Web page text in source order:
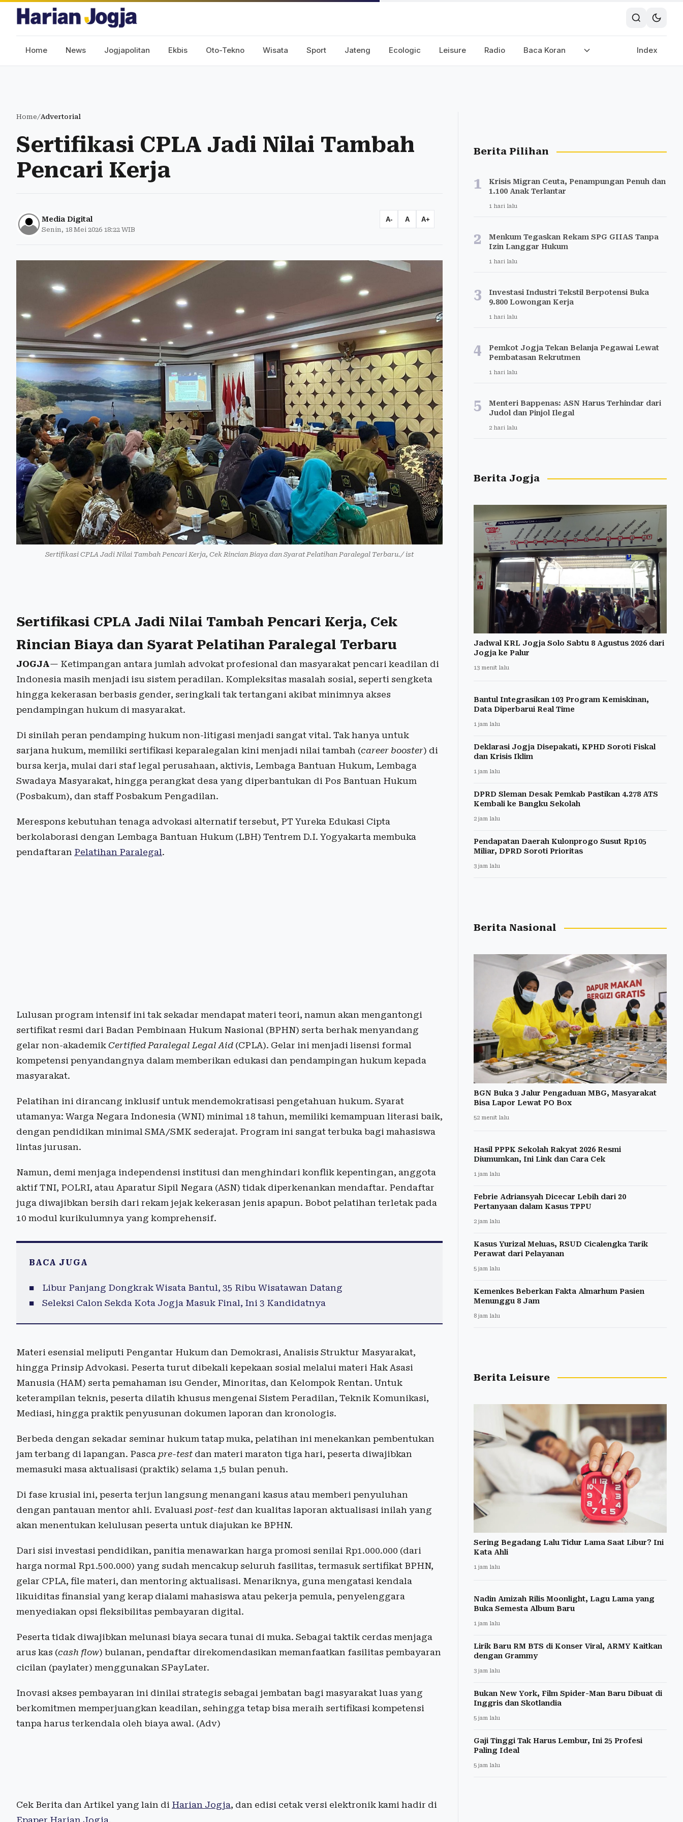
Home News Jogjapolitan Ekbis Oto-Tekno Wisata Sport Jateng Ecologic Leisure Radio Baca Koran Index
Home/Advertorial
Sertifikasi CPLA Jadi Nilai Tambah
Pencari Kerja
Media Digital
Senin, 18 Mei 2026 18:22 WIB
A- A A+
Sertifikasi CPLA Jadi Nilai Tambah Pencari Kerja, Cek Rincian Biaya dan Syarat Pelatihan Paralegal Terbaru./ ist
Sertifikasi CPLA Jadi Nilai Tambah Pencari Kerja, Cek
Rincian Biaya dan Syarat Pelatihan Paralegal Terbaru
JOGJA— Ketimpangan antara jumlah advokat profesional dan masyarakat pencari keadilan di
Indonesia masih menjadi isu sistem peradilan. Kompleksitas masalah sosial, seperti sengketa
hingga kekerasan berbasis gender, seringkali tak tertangani akibat minimnya akses
pendampingan hukum di masyarakat.
Di sinilah peran pendamping hukum non-litigasi menjadi sangat vital. Tak hanya untuk
sarjana hukum, memiliki sertifikasi keparalegalan kini menjadi nilai tambah (career booster) di
bursa kerja, mulai dari staf legal perusahaan, aktivis, Lembaga Bantuan Hukum, Lembaga
Swadaya Masyarakat, hingga perangkat desa yang diperbantukan di Pos Bantuan Hukum
(Posbakum), dan staff Posbakum Pengadilan.
Merespons kebutuhan tenaga advokasi alternatif tersebut, PT Yureka Edukasi Cipta
berkolaborasi dengan Lembaga Bantuan Hukum (LBH) Tentrem D.I. Yogyakarta membuka
pendaftaran Pelatihan Paralegal.
Lulusan program intensif ini tak sekadar mendapat materi teori, namun akan mengantongi
sertifikat resmi dari Badan Pembinaan Hukum Nasional (BPHN) serta berhak menyandang
gelar non-akademik Certified Paralegal Legal Aid (CPLA). Gelar ini menjadi lisensi formal
kompetensi penyandangnya dalam memberikan edukasi dan pendampingan hukum kepada
masyarakat.
Pelatihan ini dirancang inklusif untuk mendemokratisasi pengetahuan hukum. Syarat
utamanya: Warga Negara Indonesia (WNI) minimal 18 tahun, memiliki kemampuan literasi baik,
dengan pendidikan minimal SMA/SMK sederajat. Program ini sangat terbuka bagi mahasiswa
lintas jurusan.
Namun, demi menjaga independensi institusi dan menghindari konflik kepentingan, anggota
aktif TNI, POLRI, atau Aparatur Sipil Negara (ASN) tidak diperkenankan mendaftar. Pendaftar
juga diwajibkan bersih dari rekam jejak kekerasan jenis apapun. Bobot pelatihan terletak pada
10 modul kurikulumnya yang komprehensif.
BACA JUGA
Libur Panjang Dongkrak Wisata Bantul, 35 Ribu Wisatawan Datang
Seleksi Calon Sekda Kota Jogja Masuk Final, Ini 3 Kandidatnya
Materi esensial meliputi Pengantar Hukum dan Demokrasi, Analisis Struktur Masyarakat,
hingga Prinsip Advokasi. Peserta turut dibekali kepekaan sosial melalui materi Hak Asasi
Manusia (HAM) serta pemahaman isu Gender, Minoritas, dan Kelompok Rentan. Untuk
keterampilan teknis, peserta dilatih khusus mengenai Sistem Peradilan, Teknik Komunikasi,
Mediasi, hingga praktik penyusunan dokumen laporan dan kronologis.
Berbeda dengan sekadar seminar hukum tatap muka, pelatihan ini menekankan pembentukan
jam terbang di lapangan. Pasca pre-test dan materi maraton tiga hari, peserta diwajibkan
memasuki masa aktualisasi (praktik) selama 1,5 bulan penuh.
Di fase krusial ini, peserta terjun langsung menangani kasus atau memberi penyuluhan
dengan pantauan mentor ahli. Evaluasi post-test dan kualitas laporan aktualisasi inilah yang
akan menentukan kelulusan peserta untuk diajukan ke BPHN.
Dari sisi investasi pendidikan, panitia menawarkan harga promosi senilai Rp1.000.000 (dari
harga normal Rp1.500.000) yang sudah mencakup seluruh fasilitas, termasuk sertifikat BPHN,
gelar CPLA, file materi, dan mentoring aktualisasi. Menariknya, guna mengatasi kendala
likuiditas finansial yang kerap dialami mahasiswa atau pekerja pemula, penyelenggara
menyediakan opsi fleksibilitas pembayaran digital.
Peserta tidak diwajibkan melunasi biaya secara tunai di muka. Sebagai taktik cerdas menjaga
arus kas (cash flow) bulanan, pendaftar direkomendasikan memanfaatkan fasilitas pembayaran
cicilan (paylater) menggunakan SPayLater.
Inovasi akses pembayaran ini dinilai strategis sebagai jembatan bagi masyarakat luas yang
berkomitmen memperjuangkan keadilan, sehingga tetap bisa meraih sertifikasi kompetensi
tanpa harus terkendala oleh biaya awal. (Adv)
Cek Berita dan Artikel yang lain di Harian Jogja, dan edisi cetak versi elektronik kami hadir di
Berita Pilihan
1
Krisis Migran Ceuta, Penampungan Penuh dan
1.100 Anak Terlantar
1 hari lalu
2
Menkum Tegaskan Rekam SPG GIIAS Tanpa
Izin Langgar Hukum
1 hari lalu
3
Investasi Industri Tekstil Berpotensi Buka
9.800 Lowongan Kerja
1 hari lalu
4
Pemkot Jogja Tekan Belanja Pegawai Lewat
Pembatasan Rekrutmen
1 hari lalu
5
Menteri Bappenas: ASN Harus Terhindar dari
Judol dan Pinjol Ilegal
2 hari lalu
Berita Jogja
Jadwal KRL Jogja Solo Sabtu 8 Agustus 2026 dari
Jogja ke Palur
13 menit lalu
Bantul Integrasikan 103 Program Kemiskinan,
Data Diperbarui Real Time
1 jam lalu
Deklarasi Jogja Disepakati, KPHD Soroti Fiskal
dan Krisis Iklim
1 jam lalu
DPRD Sleman Desak Pemkab Pastikan 4.278 ATS
Kembali ke Bangku Sekolah
2 jam lalu
Pendapatan Daerah Kulonprogo Susut Rp105
Miliar, DPRD Soroti Prioritas
3 jam lalu
Berita Nasional
BGN Buka 3 Jalur Pengaduan MBG, Masyarakat
Bisa Lapor Lewat PO Box
52 menit lalu
Hasil PPPK Sekolah Rakyat 2026 Resmi
Diumumkan, Ini Link dan Cara Cek
1 jam lalu
Febrie Adriansyah Dicecar Lebih dari 20
Pertanyaan dalam Kasus TPPU
2 jam lalu
Kasus Yurizal Meluas, RSUD Cicalengka Tarik
Perawat dari Pelayanan
5 jam lalu
Kemenkes Beberkan Fakta Almarhum Pasien
Menunggu 8 Jam
8 jam lalu
Berita Leisure
Sering Begadang Lalu Tidur Lama Saat Libur? Ini
Kata Ahli
1 jam lalu
Nadin Amizah Rilis Moonlight, Lagu Lama yang
Buka Semesta Album Baru
1 jam lalu
Lirik Baru RM BTS di Konser Viral, ARMY Kaitkan
dengan Grammy
3 jam lalu
Bukan New York, Film Spider-Man Baru Dibuat di
Inggris dan Skotlandia
5 jam lalu
Gaji Tinggi Tak Harus Lembur, Ini 25 Profesi
Paling Ideal
5 jam lalu